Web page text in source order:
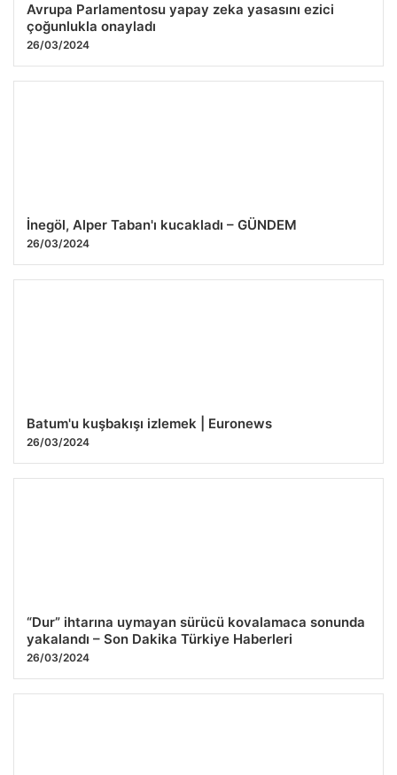
Avrupa Parlamentosu yapay zeka yasasını ezici
çoğunlukla onayladı
26/03/2024
İnegöl, Alper Taban'ı kucakladı – GÜNDEM
26/03/2024
Batum'u kuşbakışı izlemek | Euronews
26/03/2024
“Dur” ihtarına uymayan sürücü kovalamaca sonunda
yakalandı – Son Dakika Türkiye Haberleri
26/03/2024